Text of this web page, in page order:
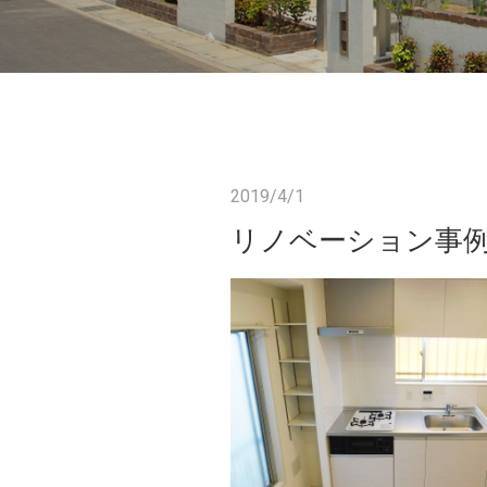
2019/4/1
リノベーション事